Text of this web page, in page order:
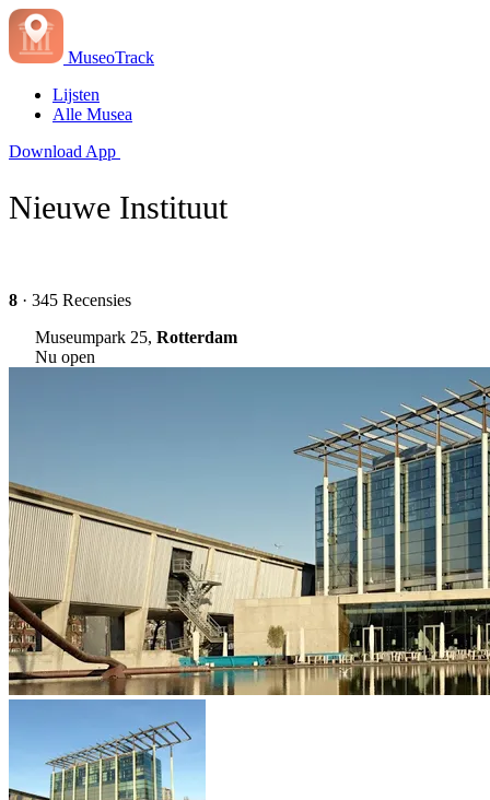
MuseoTrack
Lijsten
Alle Musea
Download App
Nieuwe Instituut
8 · 345 Recensies
Museumpark 25, Rotterdam
Nu open